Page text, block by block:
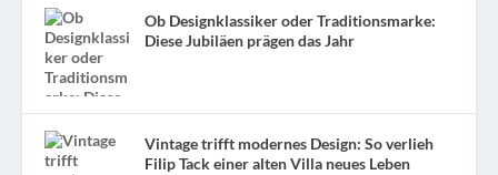
Ob Designklassiker oder Traditionsmarke:
Diese Jubiläen prägen das Jahr
Vintage trifft modernes Design: So verlieh
Filip Tack einer alten Villa neues Leben